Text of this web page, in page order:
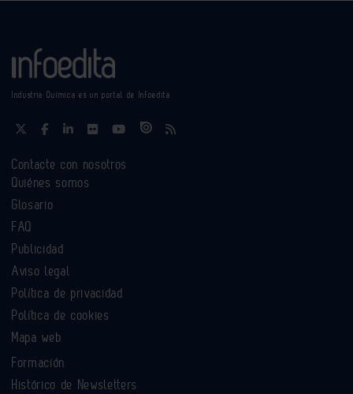
Industria Química es un portal de Infoedita
Contacte con nosotros
Quiénes somos
Glosario
FAQ
Publicidad
Aviso legal
Política de privacidad
Política de cookies
Mapa web
Formación
Histórico de Newsletters